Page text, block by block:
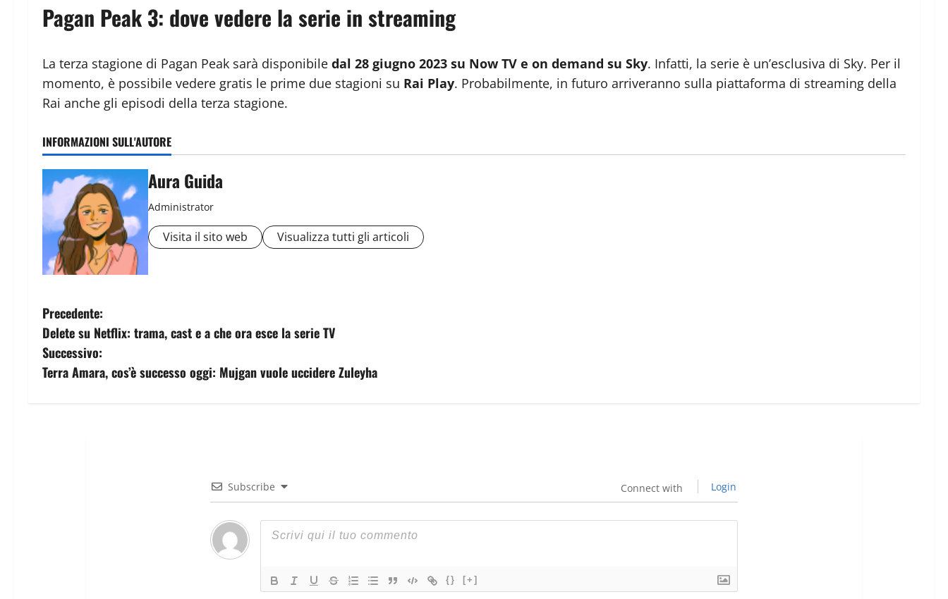
Pagan Peak 3: dove vedere la serie in streaming
La terza stagione di Pagan Peak sarà disponibile dal 28 giugno 2023 su Now TV e on demand su Sky. Infatti, la serie è un’esclusiva di Sky. Per il
momento, è possibile vedere gratis le prime due stagioni su Rai Play. Probabilmente, in futuro arriveranno sulla piattaforma di streaming della
Rai anche gli episodi della terza stagione.
INFORMAZIONI SULL'AUTORE
Aura Guida
Administrator
Visita il sito web Visualizza tutti gli articoli
Precedente:
Delete su Netflix: trama, cast e a che ora esce la serie TV
Successivo:
Terra Amara, cos’è successo oggi: Mujgan vuole uccidere Zuleyha
Subscribe Connect with Login
{} [+]